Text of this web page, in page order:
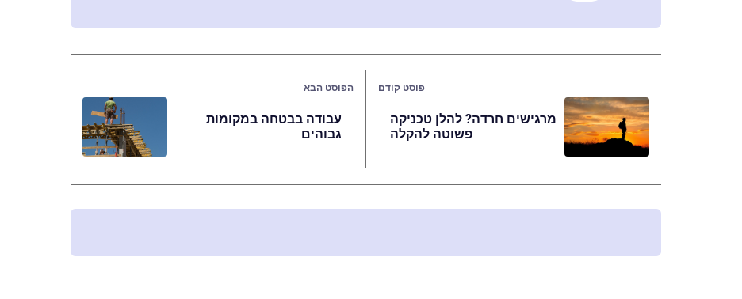
פוסט קודם
מרגישים חרדה? להלן טכניקה
פשוטה להקלה
הפוסט הבא
עבודה בבטחה במקומות
גבוהים